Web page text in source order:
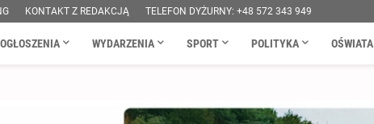
KONTAKT Z REDAKCJĄ TELEFON DYŻURNY: +48 572 343 949
OGŁOSZENIA WYDARZENIA SPORT POLITYKA OŚWIATA